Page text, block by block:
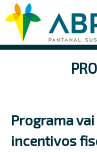
Pular
para
conteúdo
Programa
incentivos